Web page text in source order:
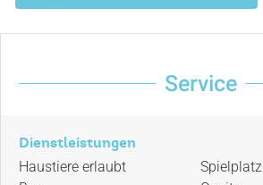
Service
Dienstleistungen
Haustiere erlaubt
Spielplatz